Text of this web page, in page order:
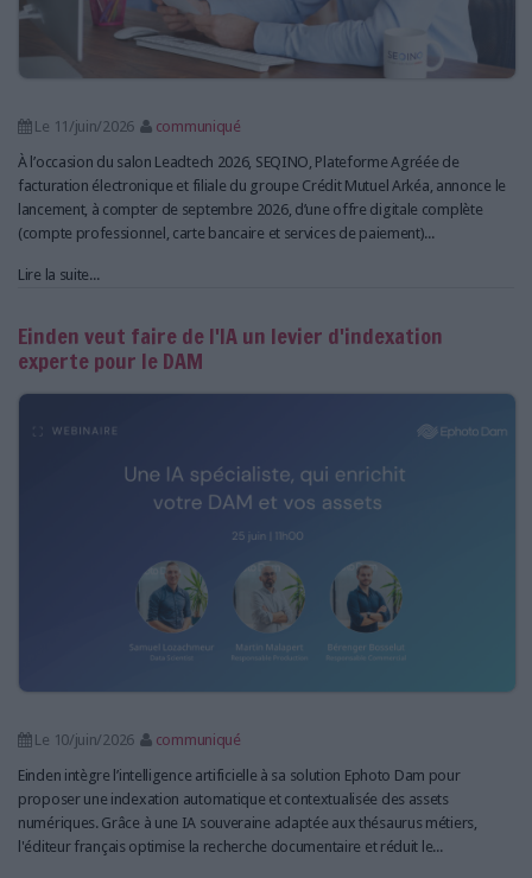
Le 11/juin/2026
communiqué
À l’occasion du salon Leadtech 2026, SEQINO, Plateforme Agréée de
facturation électronique et filiale du groupe Crédit Mutuel Arkéa, annonce le
lancement, à compter de septembre 2026, d’une offre digitale complète
(compte professionnel, carte bancaire et services de paiement)...
Lire la suite...
Einden veut faire de l'IA un levier d'indexation
experte pour le DAM
Le 10/juin/2026
communiqué
Einden intègre l’intelligence artificielle à sa solution Ephoto Dam pour
proposer une indexation automatique et contextualisée des assets
numériques. Grâce à une IA souveraine adaptée aux thésaurus métiers,
l'éditeur français optimise la recherche documentaire et réduit le...